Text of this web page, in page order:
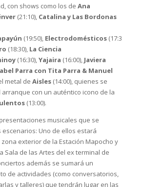
con shows como los de Ana
(21:10), Catalina y Las Bordonas
(19:50), Electrodomésticos(17:3
(18:30), La Ciencia
(16:30),Yajaira (16:00), Javiera
Parra con Tita Parra & Manuel
metal de Aisles(14:00), quienes se
con un auténtico icono de la
(13:00).
musicales que se
Uno de ellos estará
exterior de la Estación Mapocho y
Sala de las Artes del ex terminal de
además se sumará un
de actividades (como conversatorios,
y talleres) que tendrán lugar en las